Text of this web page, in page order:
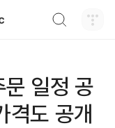
일정 공
격도 공개